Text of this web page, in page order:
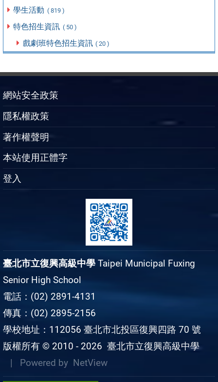
學生活動 ( 819 )
特色招生資訊 ( 50 )
戲劇班特色招生資訊 ( 20 )
網站安全政策
隱私權政策
著作權聲明
本站使用正體字
登入
臺北市立復興高級中學 Taipei Municipal Fuxing
Senior High School
電話：(02) 2891-4131
傳真：(02) 2895-2156
學校地址：112056 臺北市北投區復興四路 70 號
版權所有 © 2010 - 2026 臺北市立復興高級中學
| Powered by NetView